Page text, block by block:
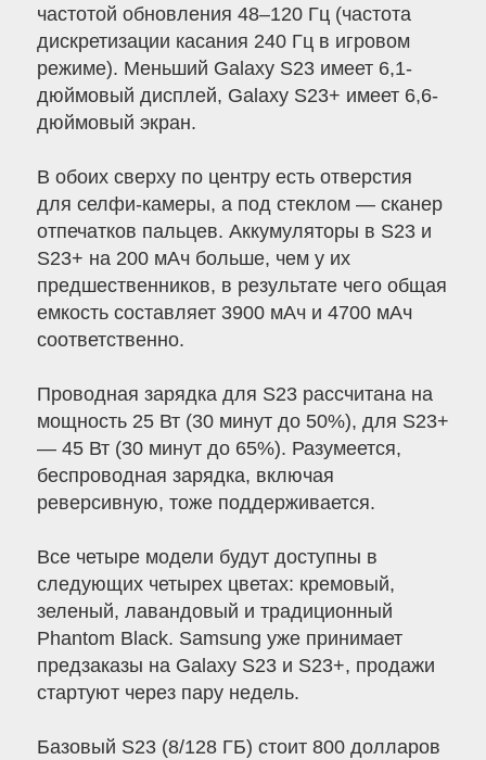
частотой обновления 48–120 Гц (частота
дискретизации касания 240 Гц в игровом
режиме). Меньший Galaxy S23 имеет 6,1-
дюймовый дисплей, Galaxy S23+ имеет 6,6-
дюймовый экран.
В обоих сверху по центру есть отверстия
для селфи-камеры, а под стеклом — сканер
отпечатков пальцев. Аккумуляторы в S23 и
S23+ на 200 мАч больше, чем у их
предшественников, в результате чего общая
емкость составляет 3900 мАч и 4700 мАч
соответственно.
Проводная зарядка для S23 рассчитана на
мощность 25 Вт (30 минут до 50%), для S23+
— 45 Вт (30 минут до 65%). Разумеется,
беспроводная зарядка, включая
реверсивную, тоже поддерживается.
Все четыре модели будут доступны в
следующих четырех цветах: кремовый,
зеленый, лавандовый и традиционный
Phantom Black. Samsung уже принимает
предзаказы на Galaxy S23 и S23+, продажи
стартуют через пару недель.
Базовый S23 (8/128 ГБ) стоит 800 долларов